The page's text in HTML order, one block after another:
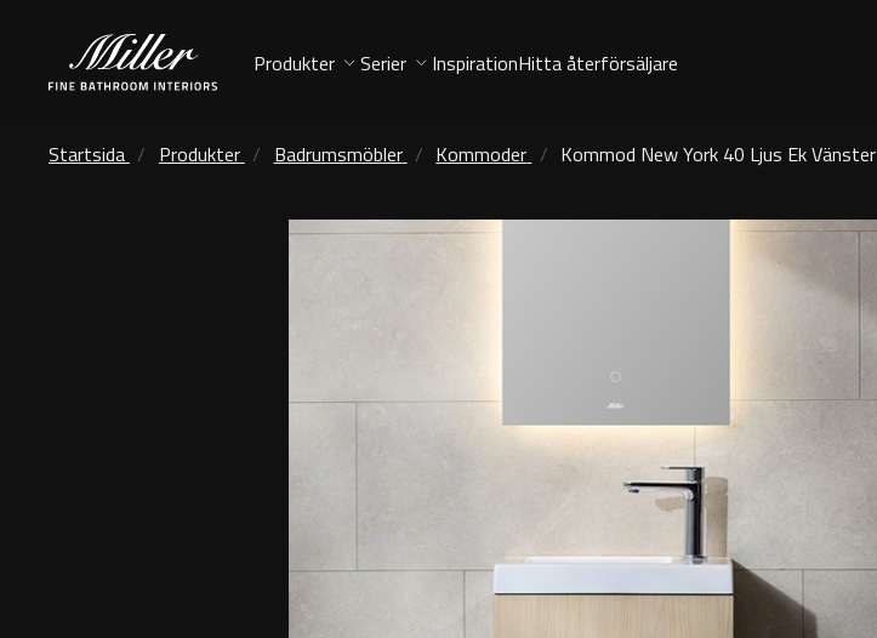
Produkter Serier InspirationHitta återförsäljare
Startsida Produkter Badrumsmöbler Kommoder Kommod New York 40 Ljus Ek Vänster